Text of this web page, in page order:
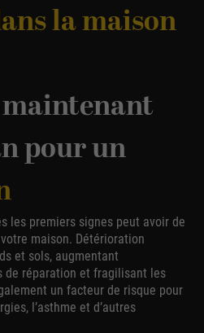
la maison
maintenant
pour un
les premiers signes peut avoir de
maison. Détérioration
et sols, augmentant
de réparation et fragilisant les
un facteur de risque pour
l’asthme et d’autres